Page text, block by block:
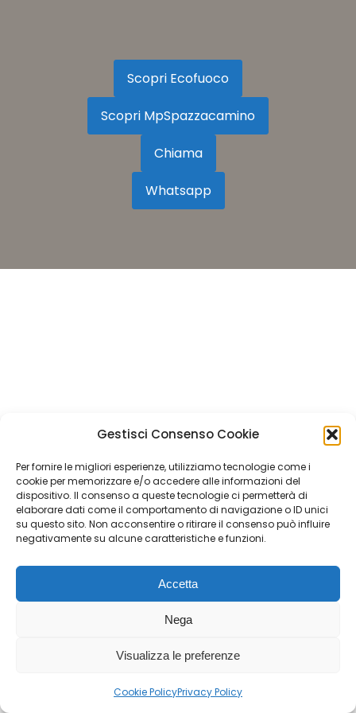
Gestisci Consenso Cookie
Per fornire le migliori esperienze, utilizziamo tecnologie come i
cookie per memorizzare e/o accedere alle informazioni del
dispositivo. Il consenso a queste tecnologie ci permetterà di
elaborare dati come il comportamento di navigazione o ID unici
su questo sito. Non acconsentire o ritirare il consenso può influire
negativamente su alcune caratteristiche e funzioni.
Accetta
Nega
Visualizza le preferenze
Cookie PolicyPrivacy Policy
Scopri Ecofuoco
Scopri MpSpazzacamino
Chiama
Whatsapp